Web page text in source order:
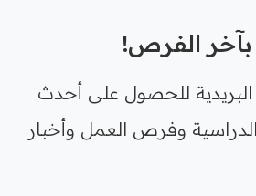
بآخر الفرص!
للحصول على أحدث
وفرص العمل وأخبار